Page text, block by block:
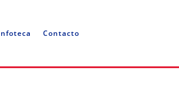
Contacto